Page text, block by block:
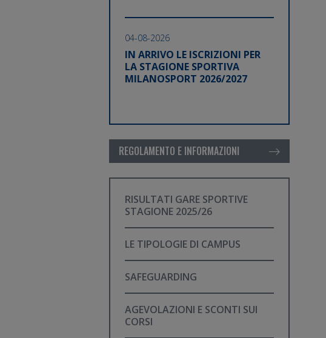
04-08-2026
IN ARRIVO LE ISCRIZIONI PER
LA STAGIONE SPORTIVA
MILANOSPORT 2026/2027
REGOLAMENTO E INFORMAZIONI
RISULTATI GARE SPORTIVE
STAGIONE 2025/26
LE TIPOLOGIE DI CAMPUS
SAFEGUARDING
AGEVOLAZIONI E SCONTI SUI
CORSI